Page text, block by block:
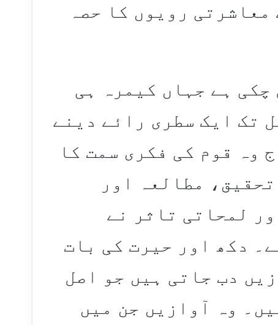
رویوں کا حصہ
چکی ہے جہاں کیمرہ ہی
تک ایک سطری رائے دینے
وہ قوم کی فکری سمت کا
مطالعہ اور
لمحاتی تاثر نے
دکھ اور حیرت کی بات
دب جاتی ہیں جو اصل
وہ آوازیں جن میں